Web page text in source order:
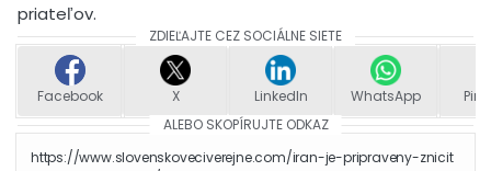
priateľov.
ZDIEĽAJTE CEZ SOCIÁLNE SIETE
Facebook X LinkedIn WhatsApp
ALEBO SKOPÍRUJTE ODKAZ
https://www.slovenskoveciverejne.com/iran-je-pripraveny-znicit